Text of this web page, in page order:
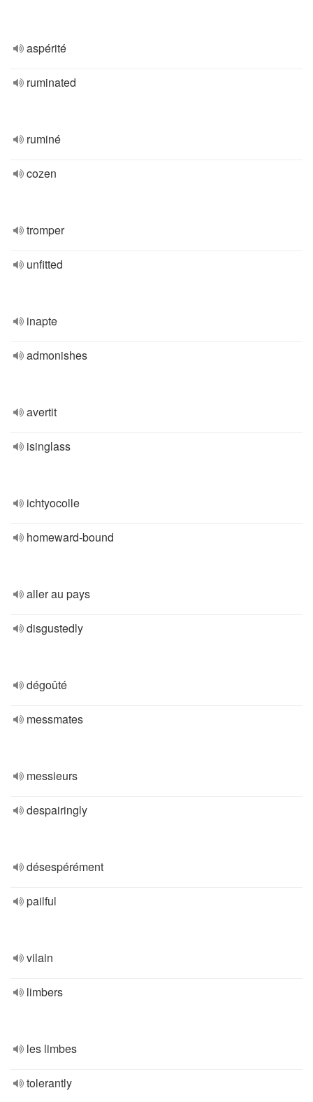
aspérité
ruminated
ruminé
cozen
tromper
unfitted
inapte
admonishes
avertit
isinglass
ichtyocolle
homeward-bound
aller au pays
disgustedly
dégoûté
messmates
messieurs
despairingly
désespérément
pailful
vilain
limbers
les limbes
tolerantly